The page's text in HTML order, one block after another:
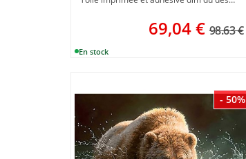
69,04€ 98.63 €
- 50%